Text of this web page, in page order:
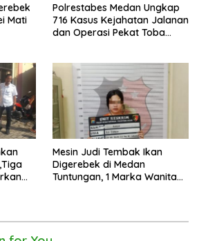
Mati
Polrestabes Medan Ungkap
716 Kasus Kejahatan Jalanan
dan Operasi Pekat Toba
Mesin Judi Tembak Ikan
Digerebek di Medan
Tuntungan, 1 Marka Wanita